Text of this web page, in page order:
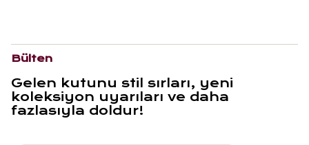
Bülten
Gelen kutunu stil sırları, yeni
koleksiyon uyarıları ve daha
fazlasıyla doldur!